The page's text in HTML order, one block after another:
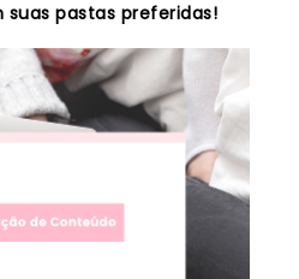
suas pastas preferidas!